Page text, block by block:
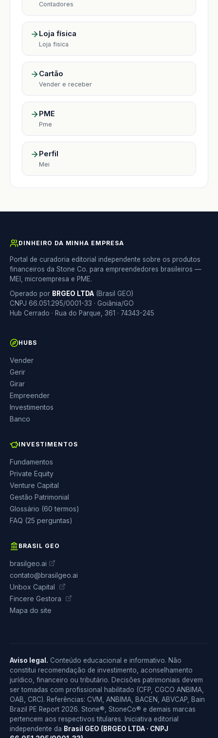
Contadores
Loja física
Loja fisica
Cartão
Vender e receber
PME
Pme
Perfil
Mei
DINHEIRO DA MINHA EMPRESA
Portal de curadoria editorial independente sobre os produtos
financeiros da Stone Co. para empreendedores brasileiros —
MEI, microempresa e PME.
Operado por BRGEO LTDA (Brasil GEO)
CNPJ 66.051.295/0001-33 · Goiânia/GO
Hub Cerrado · Rua do Parque, 361 · 74343-245
HUBS
Vender
Gerir
Girar
Empreender
Investimentos
Banco
INVESTIMENTOS
Fundamentos
Private Equity
Venture Capital
Gestão Patrimonial
Glossário (60 termos)
FAQ (25 perguntas)
BRASIL GEO
brasilgeo.ai
contato@brasilgeo.ai
Unbox Capital
Fincere Gestora
Mapa do site
Aviso legal. Conteúdo educacional e informativo. Não
constitui recomendação de investimento, aconselhamento
jurídico, financeiro ou tributário. Decisões patrimoniais devem
ser tomadas com profissional habilitado (CFP, CGCO ANBIMA,
OAB, CRC). Referências: CVM, ANBIMA, BACEN, ABVCAP, Bain
Brazil PE Report 2026. Stone®, StoneCo® e demais marcas
pertencem aos respectivos titulares. Iniciativa editorial
independente da Brasil GEO (BRGEO LTDA · CNPJ